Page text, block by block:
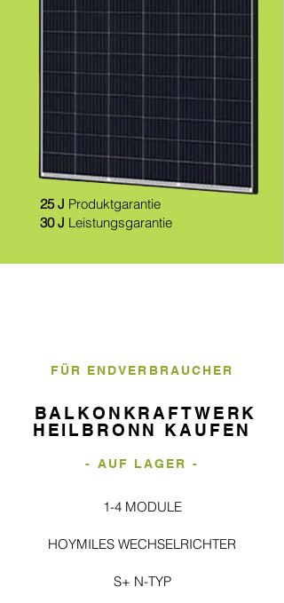
25 J Produktgarantie
30 J Leistungsgarantie
FÜR ENDVERBRAUCHER
BALKONKRAFTWERK
HEILBRONN KAUFEN
- AUF LAGER -
1-4 MODULE
HOYMILES WECHSELRICHTER
S+ N-TYP